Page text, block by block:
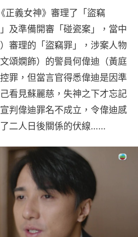
正義女神》審理了「盜竊
及準備開審「碰瓷案」，當中
審理的「盜竊罪」，涉案人物
頌嫻飾）的警員何偉迪（黃庭
罪，但當言官得悉偉迪是因準
看見蘇麗慈，失神之下才忘記
判偉迪罪名不成立，令偉迪感
二人日後關係的伏線……